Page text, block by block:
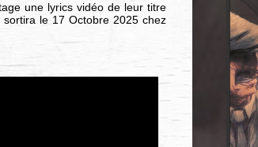
une lyrics vidéo de leur titre
sortira le 17 Octobre 2025 chez